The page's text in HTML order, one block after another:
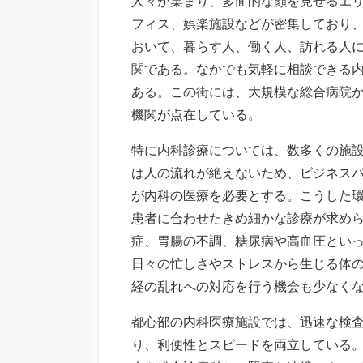
フィス、娯楽施設などが密集しており
おいて、暮らす人、働く人、訪れる人
関である。なかでも気軽に相談できる
ある。この街には、大規模な総合病院
機関が点在している。
特に内科診療については、数多くの施
は人の流れが絶えないため、ビジネス
が内科の医療を必要とする。こうした
患者に合わせたきめ細かな診療が求め
症、胃腸の不調、糖尿病や高血圧とい
日々の忙しさやストレスから生じる体
経の乱れへの対応を行う機会も少なく
都心部の内科医療施設では、迅速な検
り、利便性とスピードを両立している